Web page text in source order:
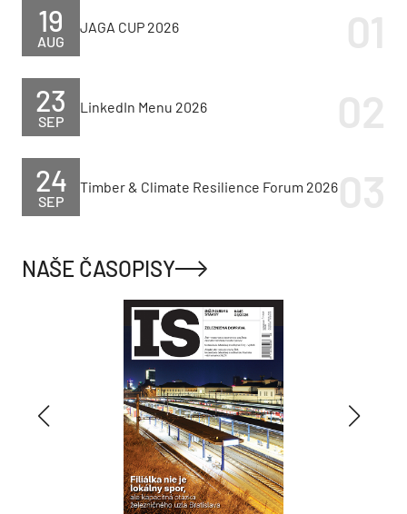
AUG
19 JAGA CUP 2026
SEP
23 LinkedIn Menu 2026
SEP
24 Timber & Climate Resilience Forum 2026
NAŠE ČASOPISY